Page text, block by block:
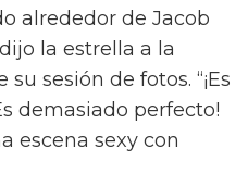
alrededor de Jacob
la estrella a la
sesión de fotos. “¡Es
demasiado perfecto!
escena sexy con